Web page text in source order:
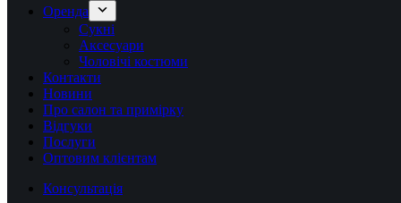
Оренда
Сукні
Аксесуари
Чоловічі костюми
Контакти
Новини
Про салон та примірку
Відгуки
Послуги
Оптовим клієнтам
Консультація